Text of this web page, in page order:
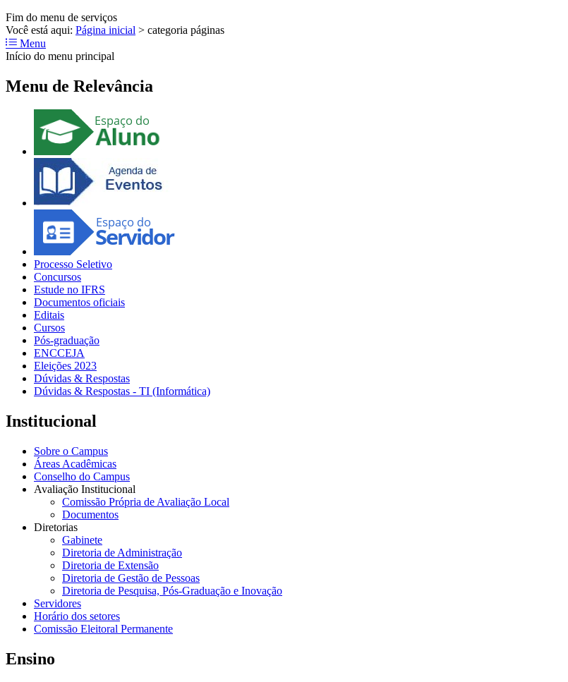
Fim do menu de serviços
Você está aqui: Página inicial > categoria páginas
Menu
Início do menu principal
Menu de Relevância
Processo Seletivo
Concursos
Estude no IFRS
Documentos oficiais
Editais
Cursos
Pós-graduação
ENCCEJA
Eleições 2023
Dúvidas & Respostas
Dúvidas & Respostas - TI (Informática)
Institucional
Sobre o Campus
Áreas Acadêmicas
Conselho do Campus
Avaliação Institucional
Comissão Própria de Avaliação Local
Documentos
Diretorias
Gabinete
Diretoria de Administração
Diretoria de Extensão
Diretoria de Gestão de Pessoas
Diretoria de Pesquisa, Pós-Graduação e Inovação
Servidores
Horário dos setores
Comissão Eleitoral Permanente
Ensino